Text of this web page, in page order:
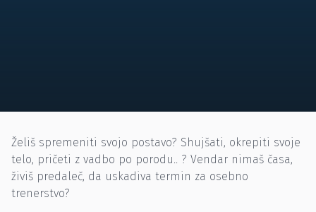
Želiš spremeniti svojo postavo? Shujšati, okrepiti svoje
telo, pričeti z vadbo po porodu.. ? Vendar nimaš časa,
živiš predaleč, da uskadiva termin za osebno
trenerstvo?